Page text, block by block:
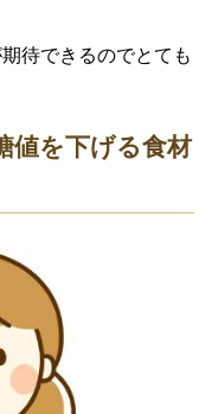
待できるのでとても
値を下げる食材